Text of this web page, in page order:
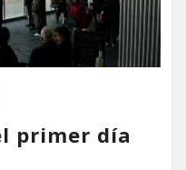
primer día